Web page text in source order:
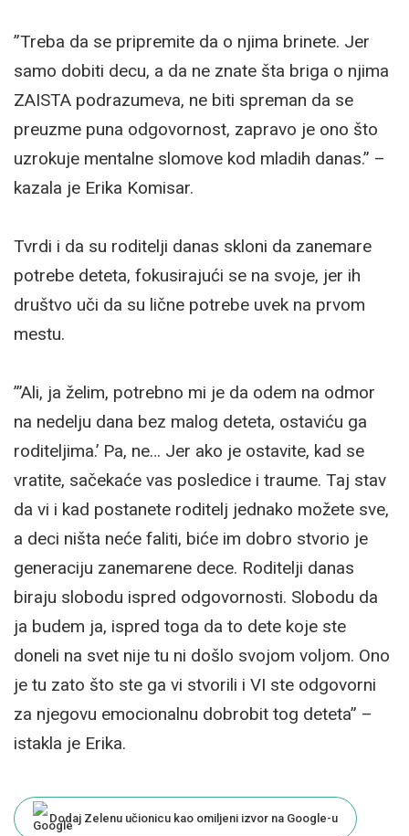
”Treba da se pripremite da o njima brinete. Jer
samo dobiti decu, a da ne znate šta briga o njima
ZAISTA podrazumeva, ne biti spreman da se
preuzme puna odgovornost, zapravo je ono što
uzrokuje mentalne slomove kod mladih danas.” –
kazala je Erika Komisar.
Tvrdi i da su roditelji danas skloni da zanemare
potrebe deteta, fokusirajući se na svoje, jer ih
društvo uči da su lične potrebe uvek na prvom
mestu.
”’Ali, ja želim, potrebno mi je da odem na odmor
na nedelju dana bez malog deteta, ostaviću ga
roditeljima.’ Pa, ne… Jer ako je ostavite, kad se
vratite, sačekaće vas posledice i traume. Taj stav
da vi i kad postanete roditelj jednako možete sve,
a deci ništa neće faliti, biće im dobro stvorio je
generaciju zanemarene dece. Roditelji danas
biraju slobodu ispred odgovornosti. Slobodu da
ja budem ja, ispred toga da to dete koje ste
doneli na svet nije tu ni došlo svojom voljom. Ono
je tu zato što ste ga vi stvorili i VI ste odgovorni
za njegovu emocionalnu dobrobit tog deteta” –
istakla je Erika.
Dodaj Zelenu učionicu kao omiljeni izvor na Google-u